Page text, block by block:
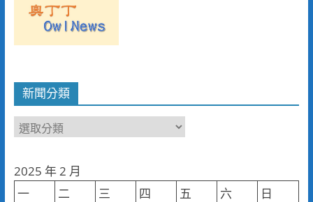
新聞分類
新
類
2025 年 2 月
一
二 三 四 五 六
日